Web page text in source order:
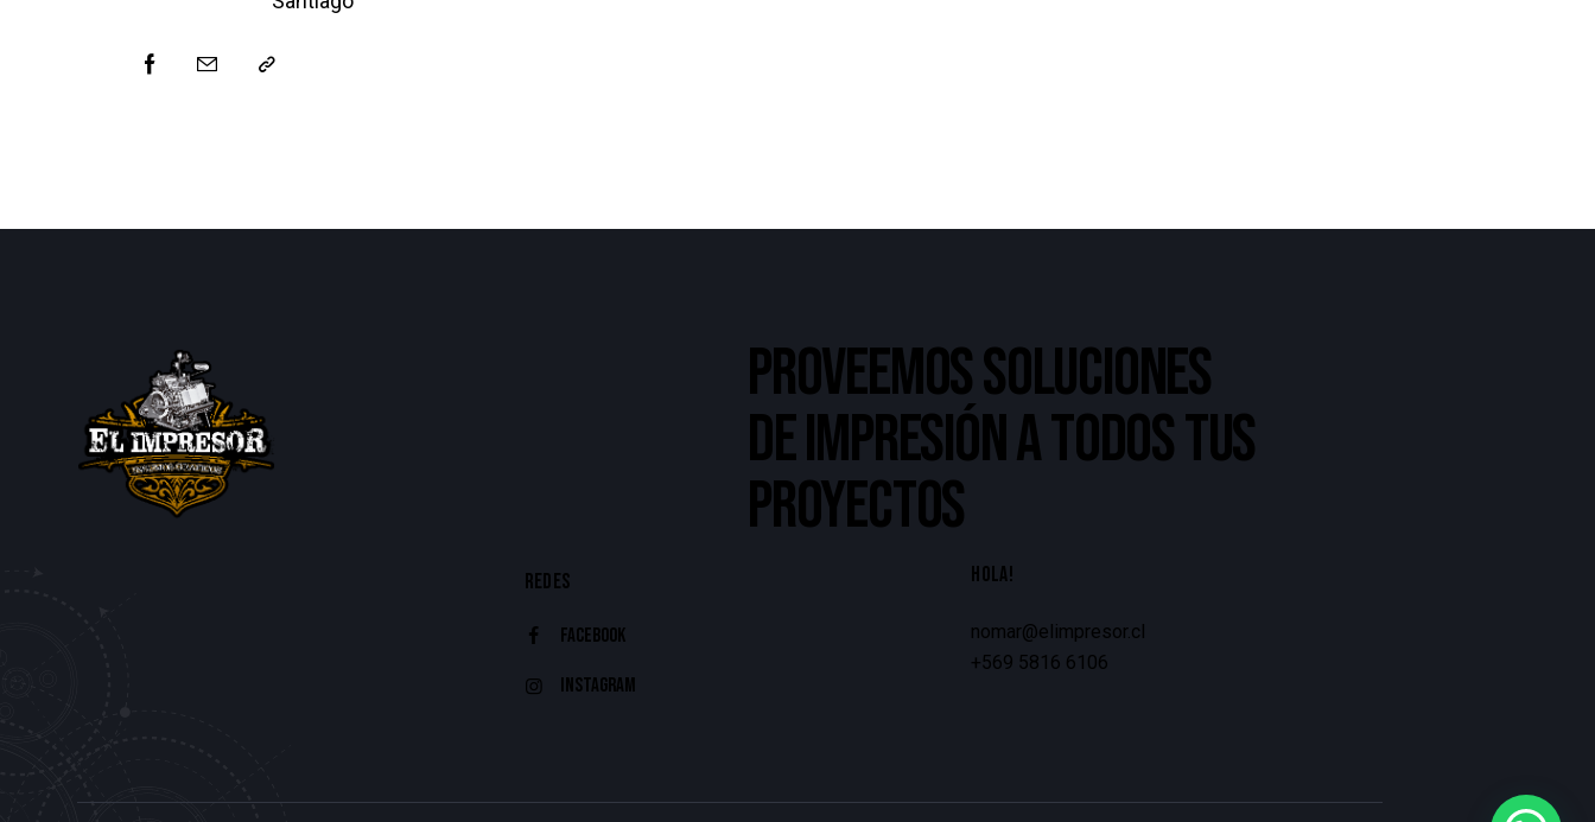
PROVEEMOS SOLUCIONES
DE IMPRESIÓN A TODOS TUS
PROYECTOS
REDES
Facebook
Instagram
HOLA!
nomar@elimpresor.cl
+569 5816 6106